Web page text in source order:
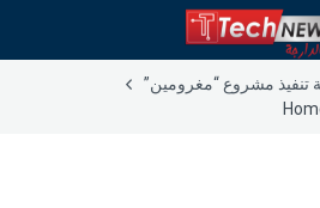
مشروع “مغرومين”